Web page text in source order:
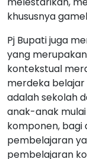
khususnya
Pj Bupati juga
yang
kontekstual
merdeka
adalah sekolah
anak-anak
komponen, bagi
pembelajaran
pembelajaran